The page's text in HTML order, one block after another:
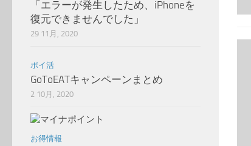
「エラーが発生したため、iPhoneを
復元できませんでした」
29 11月, 2020
ポイ活
GoToEATキャンペーンまとめ
2 10月, 2020
お得情報